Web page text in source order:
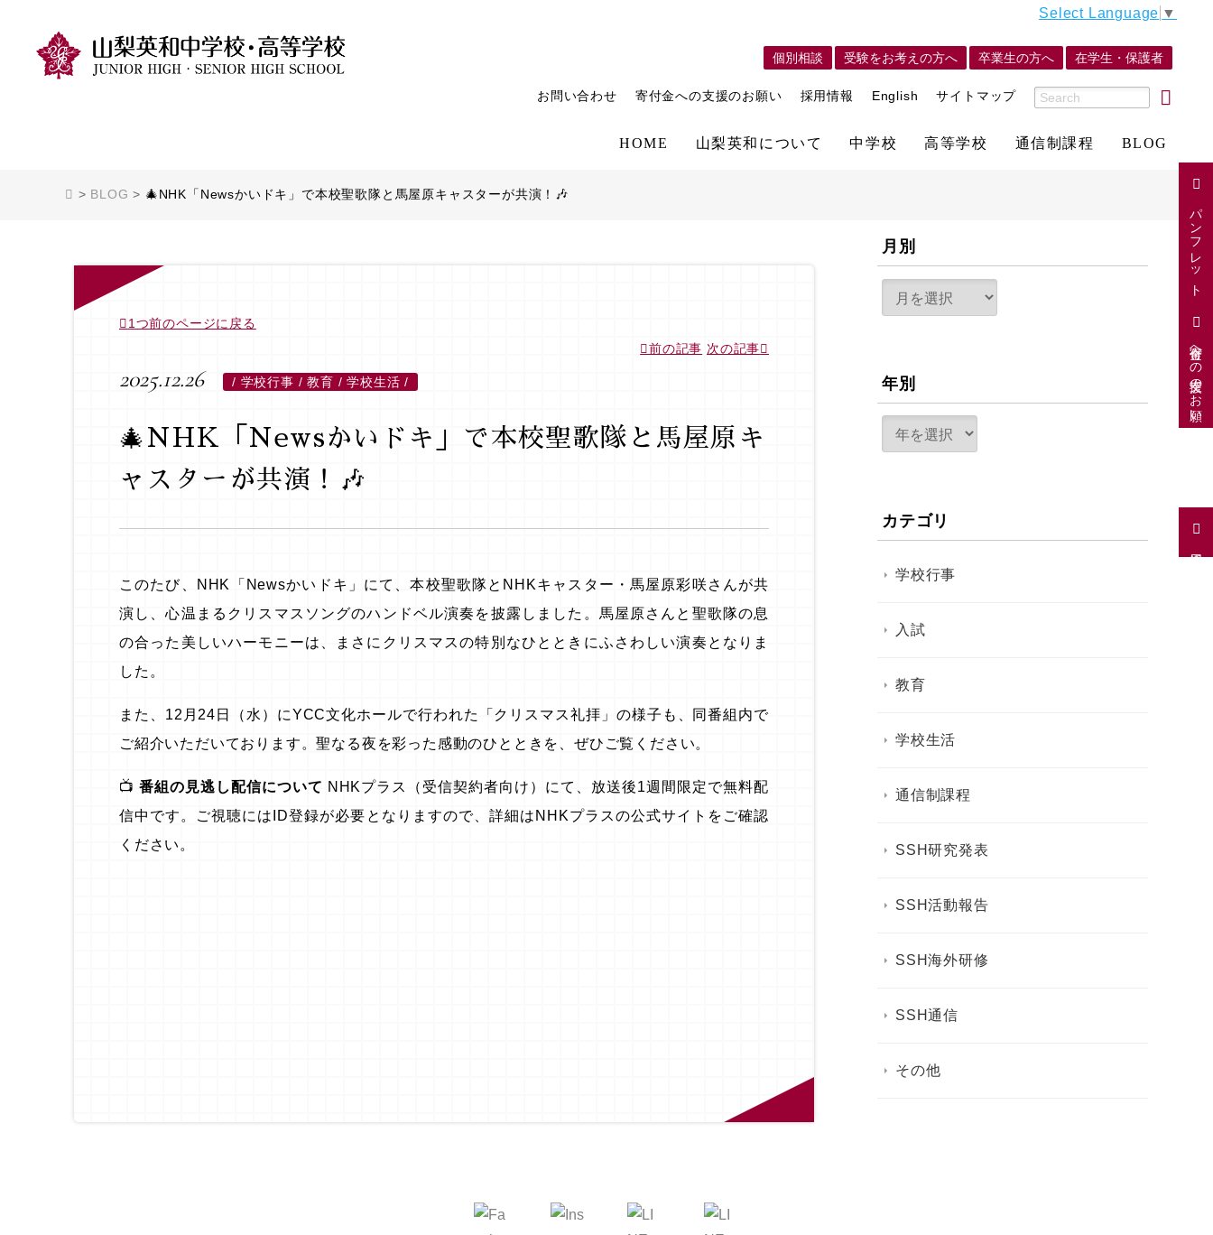
Select Language ▼
個別相談 受験をお考えの方へ 卒業生の方へ 在学生・保護者
お問い合わせ 寄付金への支援のお願い 採用情報 English サイトマップ
パンフレット
寄付金への支援のお願い
HOME 山梨英和について 中学校 高等学校 通信制課程 BLOG
> BLOG > 🎄NHK「Newsかいドキ」で本校聖歌隊と馬屋原キャスターが共演！🎶
1つ前のページに戻る
前の記事 次の記事
2025.12.26 / 学校行事 / 教育 / 学校生活 /
🎄NHK「Newsかいドキ」で本校聖歌隊と馬屋原キ
ャスターが共演！🎶
このたび、NHK「Newsかいドキ」にて、本校聖歌隊とNHKキャスター・馬屋原彩咲さんが共
演し、心温まるクリスマスソングのハンドベル演奏を披露しました。馬屋原さんと聖歌隊の息
の合った美しいハーモニーは、まさにクリスマスの特別なひとときにふさわしい演奏となりま
した。
また、12月24日（水）にYCC文化ホールで行われた「クリスマス礼拝」の様子も、同番組内で
ご紹介いただいております。聖なる夜を彩った感動のひとときを、ぜひご覧ください。
📺 番組の見逃し配信について NHKプラス（受信契約者向け）にて、放送後1週間限定で無料配
信中です。ご視聴にはID登録が必要となりますので、詳細はNHKプラスの公式サイトをご確認
ください。
月別
年別
カテゴリ
学校行事
入試
教育
学校生活
通信制課程
SSH研究発表
SSH活動報告
SSH海外研修
SSH通信
その他